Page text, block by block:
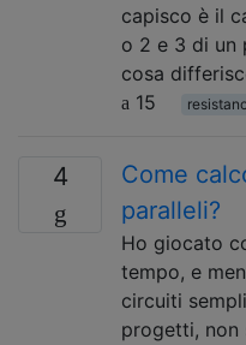
capisco è il
o 2 e 3 di un
cosa
15
4
Come
paralleli?
Ho giocato
tempo, e
circuiti
progetti, non